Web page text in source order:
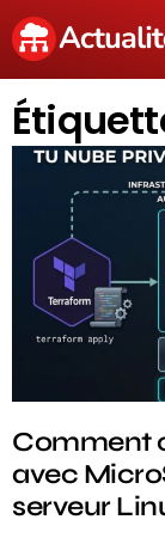
Comment
avec
serveur